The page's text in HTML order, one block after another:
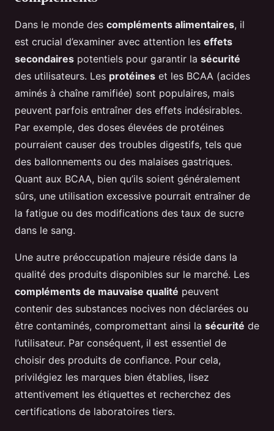
Dans le monde des compléments alimentaires, il
est crucial d’examiner avec attention les effets
secondaires potentiels pour garantir la sécurité
des utilisateurs. Les protéines et les BCAA (acides
aminés à chaîne ramifiée) sont populaires, mais
peuvent parfois entraîner des effets indésirables.
Par exemple, des doses élevées de protéines
pourraient causer des troubles digestifs, tels que
des ballonnements ou des malaises gastriques.
Quant aux BCAA, bien qu’ils soient généralement
sûrs, une utilisation excessive pourrait entraîner de
la fatigue ou des modifications des taux de sucre
dans le sang.
Une autre préoccupation majeure réside dans la
qualité des produits disponibles sur le marché. Les
compléments de mauvaise qualité peuvent
contenir des substances nocives non déclarées ou
être contaminés, compromettant ainsi la sécurité de
l’utilisateur. Par conséquent, il est essentiel de
choisir des produits de confiance. Pour cela,
privilégiez les marques bien établies, lisez
attentivement les étiquettes et recherchez des
certifications de laboratoires tiers.